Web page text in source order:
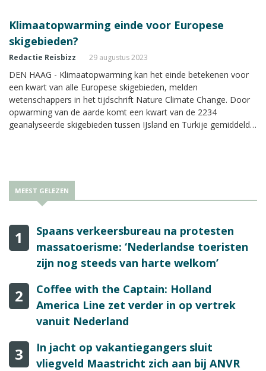
Klimaatopwarming einde voor Europese
skigebieden?
Redactie Reisbizz 29 augustus 2023
DEN HAAG - Klimaatopwarming kan het einde betekenen voor
een kwart van alle Europese skigebieden, melden
wetenschappers in het tijdschrift Nature Climate Change. Door
opwarming van de aarde komt een kwart van de 2234
geanalyseerde skigebieden tussen IJsland en Turkije gemiddeld
MEEST GELEZEN
1
Spaans verkeersbureau na protesten
massatoerisme: ‘Nederlandse toeristen
zijn nog steeds van harte welkom’
2
Coffee with the Captain: Holland
America Line zet verder in op vertrek
vanuit Nederland
3
In jacht op vakantiegangers sluit
vliegveld Maastricht zich aan bij ANVR